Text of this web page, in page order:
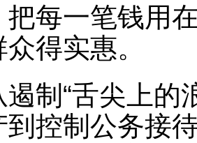
把每一笔钱用
得实惠。
“舌尖上的浪
到控制公务接